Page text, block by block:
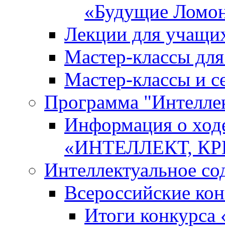
«Будущие
Лекции для
Мастер-классы
Мастер-классы и
Программа
Информация о
«ИНТЕЛЛЕКТ,
Интеллектуальное
Всероссийские
Итоги конкурса